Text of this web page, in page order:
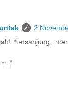
2
*tersanjung,